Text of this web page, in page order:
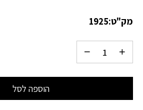
מק"ט:1925
הוספה לסל